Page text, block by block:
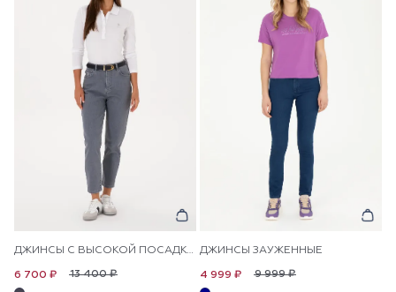
ДЖИНСЫ С ВЫСОКОЙ ПОСАДКОЙ ЗАУЖЕННЫЕ
13 400 ₽
6 700 ₽
ДЖИНСЫ ЗАУЖЕННЫЕ
9 999 ₽
4 999 ₽